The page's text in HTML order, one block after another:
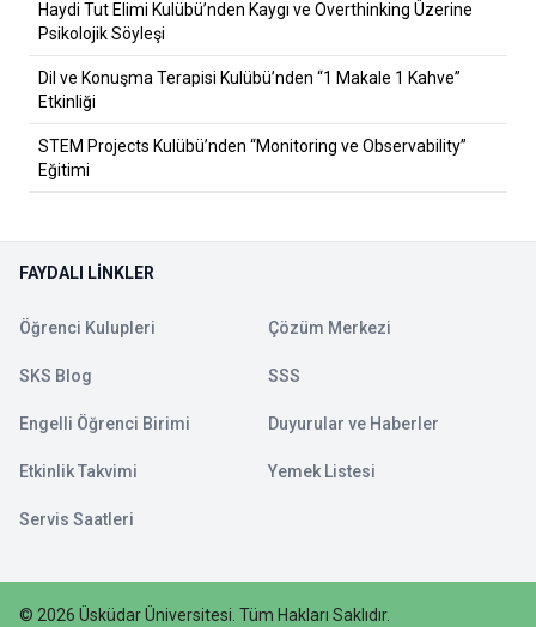
Haydi Tut Elimi Kulübü’nden Kaygı ve Overthinking Üzerine
Psikolojik Söyleşi
Dil ve Konuşma Terapisi Kulübü’nden “1 Makale 1 Kahve”
Etkinliği
STEM Projects Kulübü’nden “Monitoring ve Observability”
Eğitimi
FAYDALI LINKLER
Öğrenci Kulupleri Çözüm Merkezi
SKS Blog SSS
Engelli Öğrenci Birimi Duyurular ve Haberler
Etkinlik Takvimi Yemek Listesi
Servis Saatleri
© 2026 Üsküdar Üniversitesi. Tüm Hakları Saklıdır.